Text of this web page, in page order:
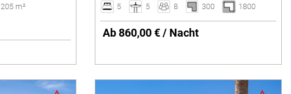
205 m² 5 5 8 300 1800
Ab 860,00 € / Nacht